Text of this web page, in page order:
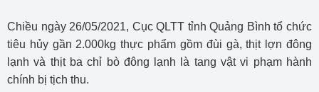
Chiều ngày 26/05/2021, Cục QLTT tỉnh Quảng Bình tổ chức
tiêu hủy gần 2.000kg thực phẩm gồm đùi gà, thịt lợn đông
lạnh và thịt ba chỉ bò đông lạnh là tang vật vi phạm hành
chính bị tịch thu.